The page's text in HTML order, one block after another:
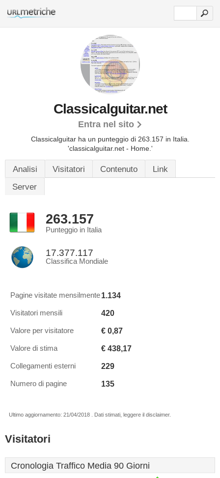
Classicalguitar.net
Entra nel sito
Classicalguitar ha un punteggio di 263.157 in Italia.
'classicalguitar.net - Home.'
Analisi Visitatori Contenuto
Link
Server
263.157
Punteggio in Italia
17.377.117
Classifica Mondiale
Pagine visitate mensilmente1.134
Visitatori mensili 420
Valore per visitatore € 0,87
Valore di stima € 438,17
Collegamenti esterni 229
Numero di pagine 135
Ultimo aggiornamento: 21/04/2018 . Dati stimati, leggere il disclaimer.
Visitatori
Cronologia Traffico Media 90 Giorni